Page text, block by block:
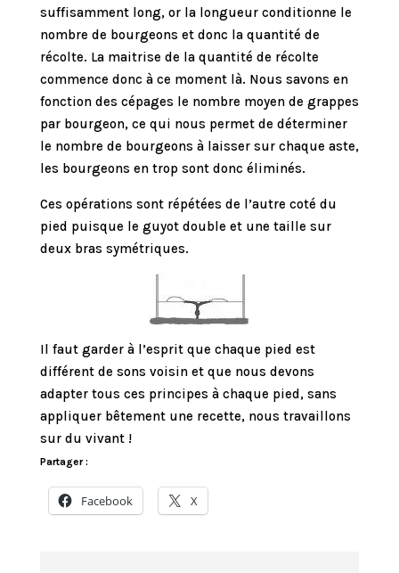
suffisamment long, or la longueur conditionne le
nombre de bourgeons et donc la quantité de
récolte. La maitrise de la quantité de récolte
commence donc à ce moment là. Nous savons en
fonction des cépages le nombre moyen de grappes
par bourgeon, ce qui nous permet de déterminer
le nombre de bourgeons à laisser sur chaque aste,
les bourgeons en trop sont donc éliminés.
Ces opérations sont répétées de l’autre coté du
pied puisque le guyot double et une taille sur
deux bras symétriques.
Il faut garder à l’esprit que chaque pied est
différent de sons voisin et que nous devons
adapter tous ces principes à chaque pied, sans
appliquer bêtement une recette, nous travaillons
sur du vivant !
Partager :
Facebook X